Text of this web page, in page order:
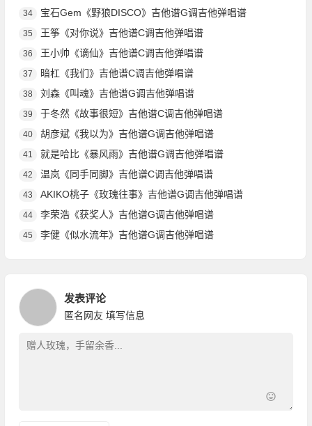
34 宝石Gem《野狼DISCO》吉他谱G调吉他弹唱谱
35 王筝《对你说》吉他谱C调吉他弹唱谱
36 王小帅《谪仙》吉他谱C调吉他弹唱谱
37 暗杠《我们》吉他谱C调吉他弹唱谱
38 刘森《叫魂》吉他谱G调吉他弹唱谱
39 于冬然《故事很短》吉他谱C调吉他弹唱谱
40 胡彦斌《我以为》吉他谱G调吉他弹唱谱
41 就是哈比《暴风雨》吉他谱G调吉他弹唱谱
42 温岚《同手同脚》吉他谱C调吉他弹唱谱
43 AKIKO桃子《玫瑰往事》吉他谱G调吉他弹唱谱
44 李荣浩《获奖人》吉他谱G调吉他弹唱谱
45 李健《似水流年》吉他谱G调吉他弹唱谱
发表评论
匿名网友 填写信息